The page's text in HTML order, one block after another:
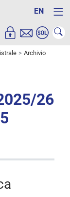
EN
Archivio
26